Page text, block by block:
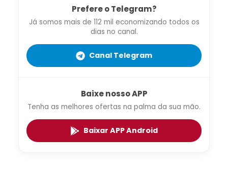
Prefere o Telegram?
Já somos mais de 112 mil economizando todos os
dias no canal.
Canal Telegram
Baixe nosso APP
Tenha as melhores ofertas na palma da sua mão.
Baixar APP Android